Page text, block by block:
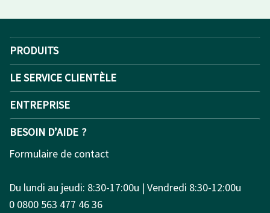
PRODUITS
LE SERVICE CLIENTÈLE
ENTREPRISE
BESOIN D’AIDE ?
Formulaire de contact
Du lundi au jeudi: 8:30-17:00u | Vendredi 8:30-12:00u
0 0800 563 477 46 36